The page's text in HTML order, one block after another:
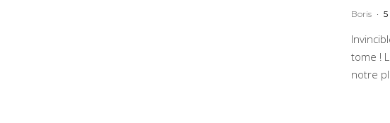
Boris ·
tome !
notre